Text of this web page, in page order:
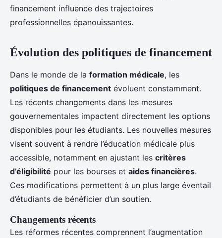
financement influence des trajectoires
professionnelles épanouissantes.
Évolution des politiques de financement
Dans le monde de la formation médicale, les
politiques de financement évoluent constamment.
Les récents changements dans les mesures
gouvernementales impactent directement les options
disponibles pour les étudiants. Les nouvelles mesures
visent souvent à rendre l’éducation médicale plus
accessible, notamment en ajustant les critères
d’éligibilité pour les bourses et aides financières.
Ces modifications permettent à un plus large éventail
d’étudiants de bénéficier d’un soutien.
Changements récents
Les réformes récentes comprennent l’augmentation